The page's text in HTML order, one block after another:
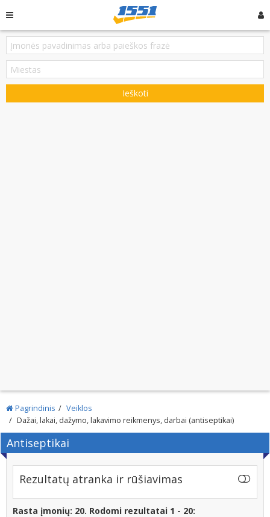
Ieškoti
Pagrindinis
Veiklos
Dažai, lakai, dažymo, lakavimo reikmenys, darbai (antiseptikai)
Antiseptikai
Rezultatų atranka ir rūšiavimas
Rasta įmonių: 20. Rodomi rezultatai 1 - 20: